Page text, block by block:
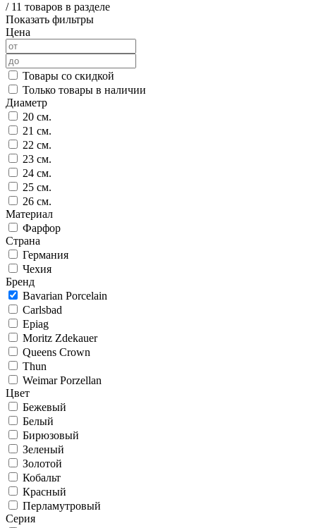
/ 11 товаров в разделе
Показать фильтры
Цена
Товары со скидкой
Только товары в наличии
Диаметр
20 см.
21 см.
22 см.
23 см.
24 см.
25 см.
26 см.
Материал
Фарфор
Страна
Германия
Чехия
Бренд
Bavarian Porcelain
Carlsbad
Epiag
Moritz Zdekauer
Queens Crown
Thun
Weimar Porzellan
Цвет
Бежевый
Белый
Бирюзовый
Зеленый
Золотой
Кобальт
Красный
Перламутровый
Серия